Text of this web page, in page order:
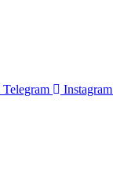
Telegram Instagram